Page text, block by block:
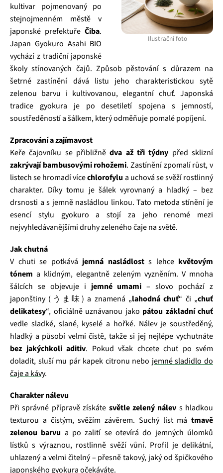
Ilustrační foto
kultivar pojmenovaný po
stejnojmenném městě v
japonské prefektuřeČiba.
Japan Gyokuro Asahi BIO
vychází z tradiční japonské
školy stínovaných čajů. Způsob pěstování s důrazem na
šetrné zastínění dává listu jeho charakteristickou sytě
zelenou barvu i kultivovanou, elegantní chuť. Japonská
tradice gyokura je po desetiletí spojena s jemností,
soustředěností a šálkem, který odměňuje pomalé popíjení.
Zpracování a zajímavost
Keře čajovníku se přibližnědva až tři týdny před sklizní
zakrývají bambusovými rohožemi. Zastínění zpomalí růst, v
listech se hromadí vícechlorofylu a uchová se svěží rostlinný
charakter. Díky tomu je šálek vyrovnaný a hladký – bez
drsnosti a s jemně nasládlou linkou. Tato metoda stínění je
esencí stylu gyokuro a stojí za jeho renomé mezi
nejvyhledávanějšími druhy zeleného čaje na světě.
Jak chutná
V chuti se potkává jemná nasládlosts lehce květovým
tónem a klidným, elegantně zeleným vyzněním. V mnoha
šálcích se objevuje i jemné umami – slovo pochází z
japonštiny (うま味) a znamená „lahodná chuť“ či „chuť
delikatesy“, oficiálně uznávanou jako pátou základní chuť
vedle sladké, slané, kyselé a hořké. Nálev je soustředěný,
hladký a působí velmi čistě, takže si jej nejlépe vychutnáte
bez jakýchkoli aditiv. Pokud však chcete chuť po svém
doladit, sluší mu pár kapek citronu nebo jemné sladidlo do
čaje a kávy.
Charakter nálevu
Při správné přípravě získáte světle zelený nálev s hladkou
texturou a čistým, svěžím závěrem. Suchý list má tmavě
zelenou barvu a po zalití se otevírá do jemných úlomků
lístků s výraznou, rostlinně svěží vůní. Profil je delikátní,
uhlazený a velmi čitelný – přesně takový, jaký od špičkového
japonského gyokura očekáváte.